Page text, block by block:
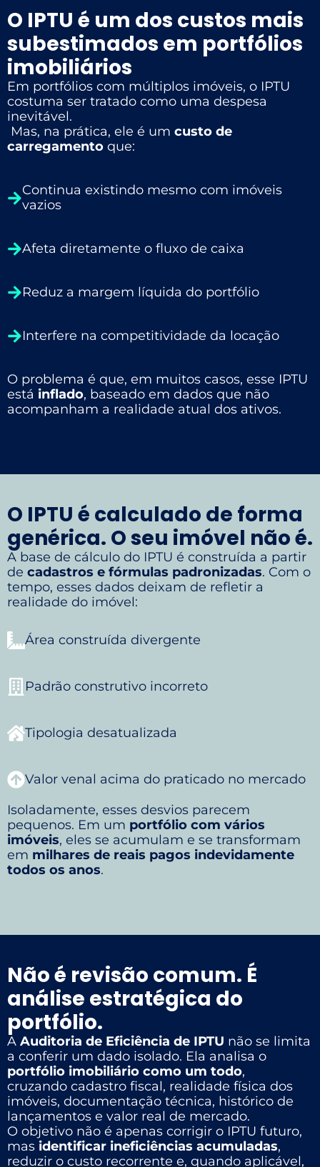
O IPTU é um dos custos mais
subestimados em portfólios
imobiliários
Em portfólios com múltiplos imóveis, o IPTU
costuma ser tratado como uma despesa
inevitável.
Mas, na prática, ele é um custo de
carregamento que:
Continua existindo mesmo com imóveis
vazios
Afeta diretamente o fluxo de caixa
Reduz a margem líquida do portfólio
Interfere na competitividade da locação
O problema é que, em muitos casos, esse IPTU
está inflado, baseado em dados que não
acompanham a realidade atual dos ativos.
O IPTU é calculado de forma
genérica. O seu imóvel não é.
A base de cálculo do IPTU é construída a partir
de cadastros e fórmulas padronizadas. Com o
tempo, esses dados deixam de refletir a
realidade do imóvel:
Área construída divergente
Padrão construtivo incorreto
Tipologia desatualizada
Valor venal acima do praticado no mercado
Isoladamente, esses desvios parecem
pequenos. Em um portfólio com vários
imóveis, eles se acumulam e se transformam
em milhares de reais pagos indevidamente
todos os anos.
Não é revisão comum. É
análise estratégica do
portfólio.
A Auditoria de Eficiência de IPTU não se limita
a conferir um dado isolado. Ela analisa o
portfólio imobiliário como um todo,
cruzando cadastro fiscal, realidade física dos
imóveis, documentação técnica, histórico de
lançamentos e valor real de mercado.
O objetivo não é apenas corrigir o IPTU futuro,
mas identificar ineficiências acumuladas,
reduzir o custo recorrente e, quando aplicável,